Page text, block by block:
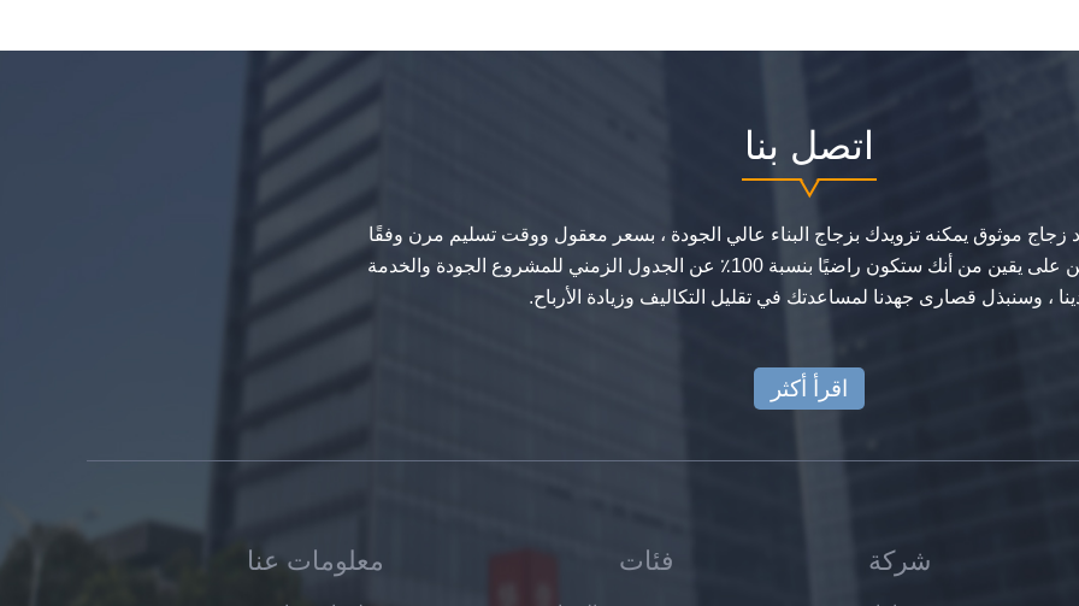
سلامة 8 ملليمتر رمادي غامق الزجاج
المقسى، تأثير مقاومة أسود اللون
الزجاج الزخرفية 8 ملليمتر
اتصل بنا
زجاج موثوق يمكنه تزويدك بزجاج البناء عالي الجودة ، بسعر معقول ووقت تسليم مرن وفقًا
لجدول المشروع ، فنحن على يقين من أنك ستكون راضيًا بنسبة 100٪ عن الجدول الزمني للمشروع الجودة والخدمة
، وسنبذل قصارى جهدنا لمساعدتك في تقليل التكاليف وزيادة الأرباح.
اقرأ أكثر
شركة فئات معلومات عنا